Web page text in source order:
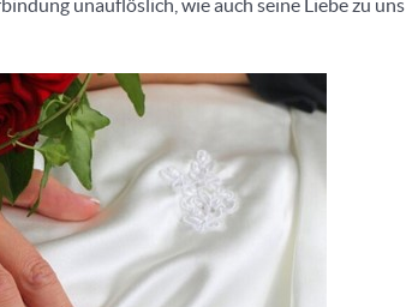
unauflöslich, wie auch seine Liebe zu uns